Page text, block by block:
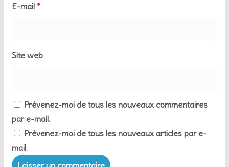
E-mail *
Site web
Prévenez-moi de tous les nouveaux commentaires
par e-mail.
Prévenez-moi de tous les nouveaux articles par e-
mail.